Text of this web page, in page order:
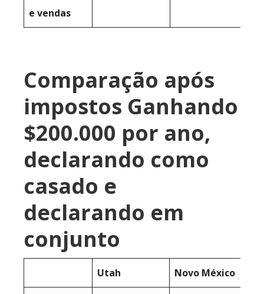
e vendas
Comparação após
impostos Ganhando
$200.000 por ano,
declarando como
casado e
declarando em
conjunto
Utah Novo México